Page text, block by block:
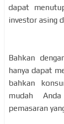
dapat
investor asing
Bahkan
hanya dapat
bahkan
mudah
pemasaran